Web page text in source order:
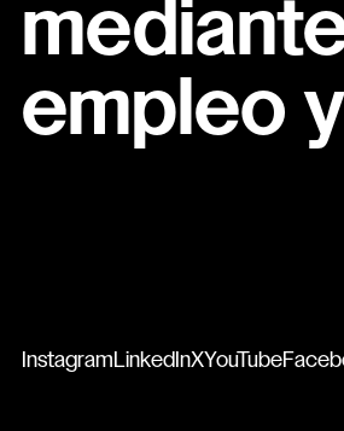
empleo
Instagram LinkedInXYouTube